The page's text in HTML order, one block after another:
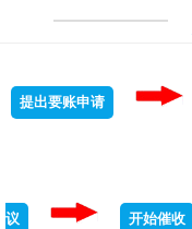
提出要账申请
议 开始催收